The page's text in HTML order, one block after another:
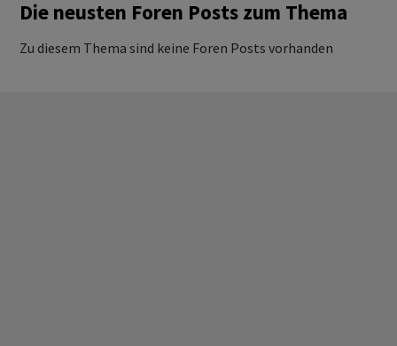
Die neusten Foren Posts zum Thema
Zu diesem Thema sind keine Foren Posts vorhanden